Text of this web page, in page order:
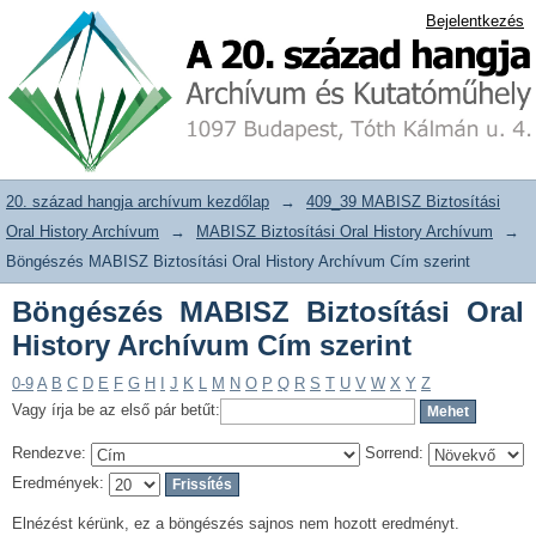
Böngészés MABISZ Biztosítási Oral
History Archívum Cím szerint
20. század hangja archívum adattár Bejelentkezés
20. század hangja archívum kezdőlap →
409_39 MABISZ Biztosítási
Oral History Archívum
→ MABISZ Biztosítási Oral History Archívum
→
Böngészés MABISZ Biztosítási Oral History Archívum Cím szerint
Böngészés MABISZ Biztosítási Oral
History Archívum Cím szerint
0-9 A B C D E F G H J K L M N O P Q R S T U V W X Y Z
Vagy írja be az első pár betűt:
Rendezve:
Sorrend:
Eredmények:
Elnézést kérünk, ez a böngészés sajnos nem hozott eredményt.